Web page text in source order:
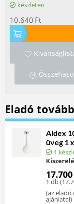
készleten
10.640 Ft
Eladó
Aldex
üveg 1
1
17.700
1 db (
(az eladó
ajánlatai)